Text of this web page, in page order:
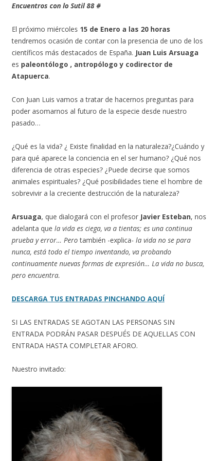
Encuentros con lo Sutil 88 #
El próximo miércoles 15 de Enero a las 20 horas
tendremos ocasión de contar con la presencia de uno de los
científicos más destacados de España. Juan Luis Arsuaga
es paleontólogo , antropólogo y codirector de
Atapuerca.
Con Juan Luis vamos a tratar de hacernos preguntas para
poder asomarnos al futuro de la especie desde nuestro
pasado…
¿Qué es la vida? ¿ Existe finalidad en la naturaleza?¿Cuándo y
para qué aparece la conciencia en el ser humano? ¿Qué nos
diferencia de otras especies? ¿Puede decirse que somos
animales espirituales? ¿Qué posibilidades tiene el hombre de
sobrevivir a la creciente destrucción de la naturaleza?
Arsuaga, que dialogará con el profesor Javier Esteban, nos
adelanta que la vida es ciega, va a tientas; es una continua
prueba y error… Perotambién -explica- la vida no se para
nunca, está todo el tiempo inventando, va probando
continuamente nuevas formas de expresión… La vida no busca,
pero encuentra.
DESCARGA TUS ENTRADAS PINCHANDO AQUÍ
SI LAS ENTRADAS SE AGOTAN LAS PERSONAS SIN
ENTRADA PODRÁN PASAR DESPUÉS DE AQUELLAS CON
ENTRADA HASTA COMPLETAR AFORO.
Nuestro invitado: